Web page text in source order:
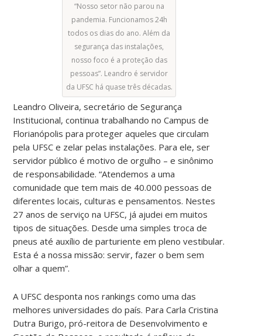
“Nosso setor não parou na
pandemia. Funcionamos 24h
todos os dias do ano. Além da
segurança das instalações,
nosso foco é a proteção das
pessoas”. Leandro é servidor
da UFSC há quase três décadas.
Leandro Oliveira, secretário de Segurança
Institucional, continua trabalhando no Campus de
Florianópolis para proteger aqueles que circulam
pela UFSC e zelar pelas instalações. Para ele, ser
servidor público é motivo de orgulho – e sinônimo
de responsabilidade.“Atendemos a uma
comunidade que tem mais de 40.000 pessoas de
diferentes locais, culturas e pensamentos. Nestes
27 anos de serviço na UFSC, já ajudei em muitos
tipos de situações. Desde uma simples troca de
pneus até auxílio de parturiente em pleno vestibular.
Esta é a nossa missão: servir, fazer o bem sem
olhar a quem”.
A UFSC desponta nos rankings como uma das
melhores universidades do país. ParaCarla Cristina
Dutra Burigo,pró-reitora de Desenvolvimento e